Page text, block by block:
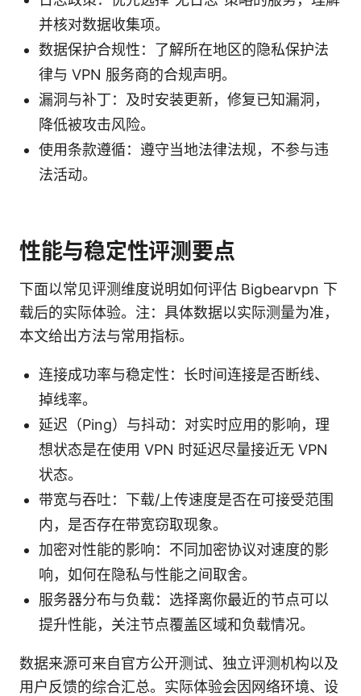
并核对数据收集项。
数据保护合规性：了解所在地区的隐私保护法
律与 VPN 服务商的合规声明。
漏洞与补丁：及时安装更新，修复已知漏洞，
降低被攻击风险。
使用条款遵循：遵守当地法律法规，不参与违
法活动。
性能与稳定性评测要点
下面以常见评测维度说明如何评估 Bigbearvpn 下
载后的实际体验。注：具体数据以实际测量为准，
本文给出方法与常用指标。
连接成功率与稳定性：长时间连接是否断线、
掉线率。
延迟（Ping）与抖动：对实时应用的影响，理
想状态是在使用 VPN 时延迟尽量接近无 VPN
状态。
带宽与吞吐：下载/上传速度是否在可接受范围
内，是否存在带宽窃取现象。
加密对性能的影响：不同加密协议对速度的影
响，如何在隐私与性能之间取舍。
服务器分布与负载：选择离你最近的节点可以
提升性能，关注节点覆盖区域和负载情况。
数据来源可来自官方公开测试、独立评测机构以及
用户反馈的综合汇总。实际体验会因网络环境、设